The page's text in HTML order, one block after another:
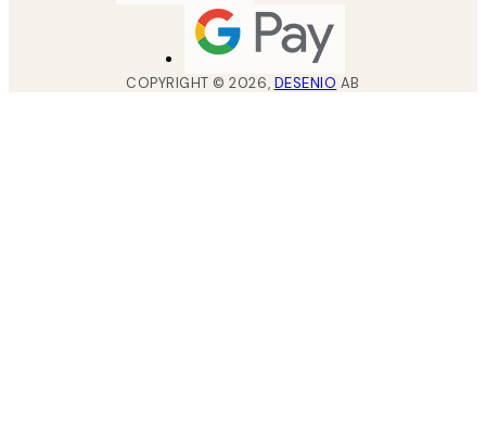
COPYRIGHT ©2026, DESENIO AB